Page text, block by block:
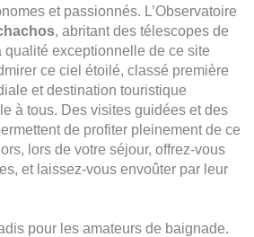
et passionnés. L’Observatoire
, abritant des télescopes de
qualité exceptionnelle de ce site
ce ciel étoilé, classé première
et destination touristique
à tous. Des visites guidées et des
de profiter pleinement de ce
lors de votre séjour, offrez-vous
et laissez-vous envoûter par leur
pour les amateurs de baignade.